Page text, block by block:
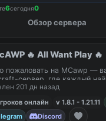
6сегодня0
Обзор сервера
🔥 All Want Play 🔥
пожаловать на MCawp —
сервер, где каждый
201 дн назад
онлайн
v 1.8.1 - 1.21.11
Discord